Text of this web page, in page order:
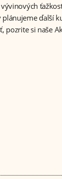
plánujeme ďalší
pozrite si naše